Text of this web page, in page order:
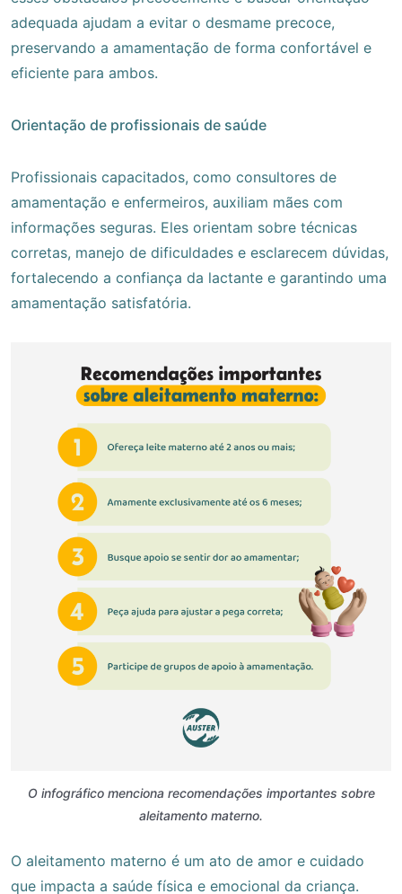
adequada ajudam a evitar o desmame precoce,
preservando a amamentação de forma confortável e
eficiente para ambos.
Orientação de profissionais de saúde
Profissionais capacitados, como consultores de
amamentação e enfermeiros, auxiliam mães com
informações seguras. Eles orientam sobre técnicas
corretas, manejo de dificuldades e esclarecem dúvidas,
fortalecendo a confiança da lactante e garantindo uma
amamentação satisfatória.
O infográfico menciona recomendações importantes sobre
aleitamento materno.
O aleitamento materno é um ato de amor e cuidado
que impacta a saúde física e emocional da criança.